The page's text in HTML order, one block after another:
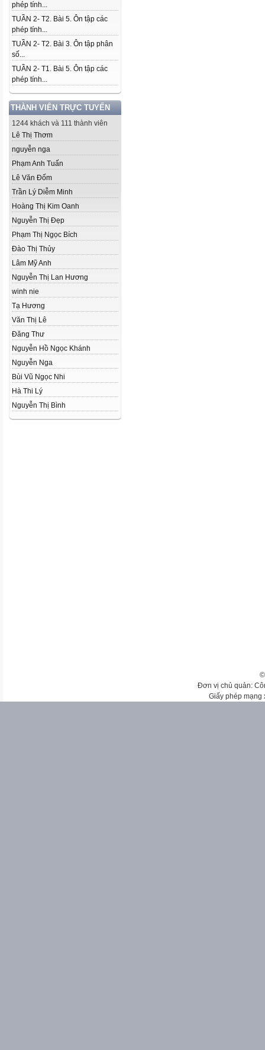
phép tính...
TUẦN 2- T2. Bài 5. Ôn tập các
phép tính...
TUẦN 2- T2. Bài 3. Ôn tập phân
số...
TUẦN 2- T1. Bài 5. Ôn tập các
phép tính...
THÀNH VIÊN TRỰC TUYẾN
1244 khách và 111 thành viên
Lê Thị Thơm
nguyễn nga
Phạm Anh Tuấn
Lê Văn Đốm
Trần Lý Diễm Minh
Hoàng Thị Kim Oanh
Nguyễn Thị Đẹp
Phạm Thị Ngọc Bích
Đào Thị Thủy
Lâm Mỹ Anh
Nguyễn Thị Lan Hương
winh nie
Tạ Hương
Văn Thị Lê
Đăng Thư
Nguyễn Hồ Ngọc Khánh
Nguyễn Nga
Bùi Vũ Ngọc Nhi
Hà Thi Lý
Nguyễn Thị Bình
Đơn vị chủ quản:
Giấy phép mạng